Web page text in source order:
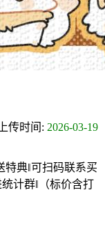
上传时间: 2026-03-19
典‖可扫码联系买
计群‖（标价含打